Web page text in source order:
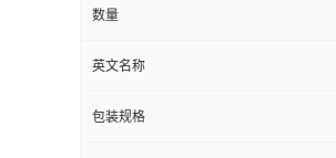
数量
英文名称
包装规格